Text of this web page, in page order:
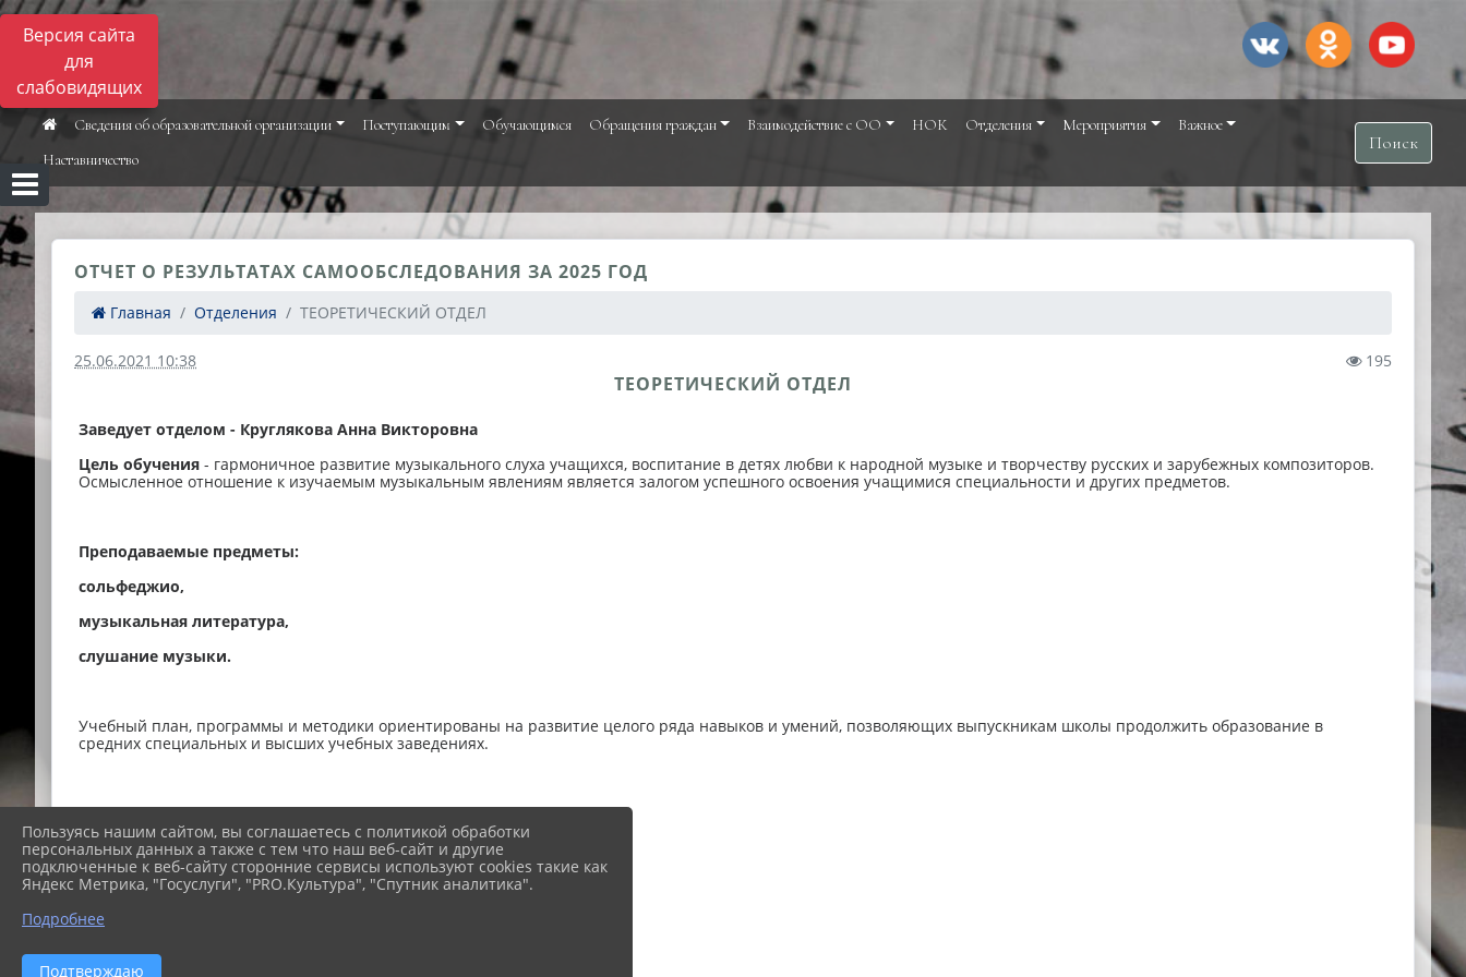
Версия сайта
для
слабовидящих
Сведения об образовательной организации Поступающим Обучающимся Обращения граждан Взаимодействие с ОО НОК Отделения Мероприятия
Важное
Наставничество
Поиск
ОТЧЕТ О РЕЗУЛЬТАТАХ САМООБСЛЕДОВАНИЯ ЗА 2025 ГОД
Главная Отделения ТЕОРЕТИЧЕСКИЙ ОТДЕЛ
25.06.2021 10:38 195
ТЕОРЕТИЧЕСКИЙ ОТДЕЛ
Заведует отделом - Круглякова Анна Викторовна
Цель обучения - гармоничное развитие музыкального слуха учащихся, воспитание в детях любви к народной музыке и творчеству русских и зарубежных композиторов.
Осмысленное отношение к изучаемым музыкальным явлениям является залогом успешного освоения учащимися специальности и других предметов.
Преподаваемые предметы:
сольфеджио,
музыкальная литература,
слушание музыки.
Учебный план, программы и методики ориентированы на развитие целого ряда навыков и умений, позволяющих выпускникам школы продолжить образование в
средних специальных и высших учебных заведениях.
В настоящее время на отделении работают:
- Круглякова Анна Викторовна
- Алексеева Мария Геннадьевна
- Алексеева Наталья Петровна
- Акимова Ирина Алексеевна
Пользуясь нашим сайтом, вы соглашаетесь с политикой обработки
персональных данных а также с тем что наш веб-сайт и другие
подключенные к веб-сайту сторонние сервисы используют cookies такие как
Яндекс Метрика, "Госуслуги", "PRO.Культура", "Спутник аналитика".
Подробнее
Подтверждаю